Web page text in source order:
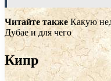
Читайте такжеКакую
Дубае и для чего
Кипр